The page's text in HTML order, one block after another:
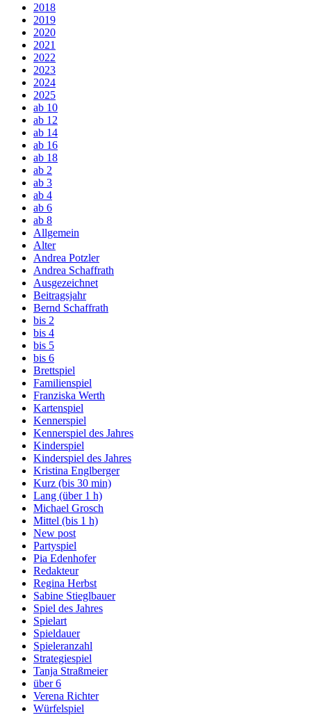
2018
2019
2020
2021
2022
2023
2024
2025
ab 10
ab 12
ab 14
ab 16
ab 18
ab 2
ab 3
ab 4
ab 6
ab 8
Allgemein
Alter
Andrea Potzler
Andrea Schaffrath
Ausgezeichnet
Beitragsjahr
Bernd Schaffrath
bis 2
bis 4
bis 5
bis 6
Brettspiel
Familienspiel
Franziska Werth
Kartenspiel
Kennerspiel
Kennerspiel des Jahres
Kinderspiel
Kinderspiel des Jahres
Kristina Englberger
Kurz (bis 30 min)
Lang (über 1 h)
Michael Grosch
Mittel (bis 1 h)
New post
Partyspiel
Pia Edenhofer
Redakteur
Regina Herbst
Sabine Stieglbauer
Spiel des Jahres
Spielart
Spieldauer
Spieleranzahl
Strategiespiel
Tanja Straßmeier
über 6
Verena Richter
Würfelspiel